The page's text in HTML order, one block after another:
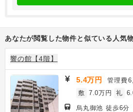
あなたが閲覧した物件と似ている人気
響の館【4階】
5.4万円 管理費
敷 7.0万円 礼
烏丸御池 徒歩6分